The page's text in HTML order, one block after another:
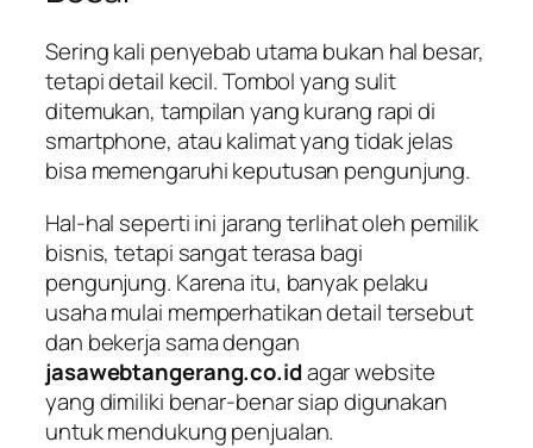
Sering kali penyebab utama bukan hal besar,
tetapi detail kecil. Tombol yang sulit
ditemukan, tampilan yang kurang rapi di
smartphone, atau kalimat yang tidak jelas
bisa memengaruhi keputusan pengunjung.
Hal-hal seperti ini jarang terlihat oleh pemilik
bisnis, tetapi sangat terasa bagi
pengunjung. Karena itu, banyak pelaku
usaha mulai memperhatikan detail tersebut
dan bekerja sama dengan
jasawebtangerang.co.idagar website
yang dimiliki benar-benar siap digunakan
untuk mendukung penjualan.